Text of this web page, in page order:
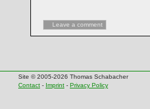
Leave a comment
Site © 2005-2026 Thomas Schabacher
Contact - Imprint - Privacy Policy